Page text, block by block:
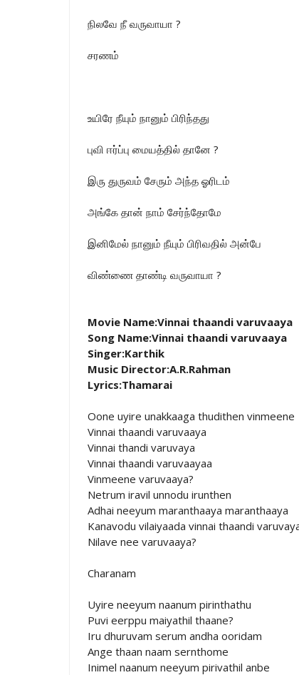
நிலவே நீ வருவாயா ?
சரணம்
உயிரே நீயும் நானும் பிரிந்தது
புவி ஈர்ப்பு மையத்தில் தானே ?
இரு துருவம் சேரும் அந்த ஓரிடம்
அங்கே தான் நாம் சேர்ந்தோமே
இனிமேல் நானும் நீயும் பிரிவதில் அன்பே
விண்ணை தாண்டி வருவாயா ?
Movie Name:Vinnai thaandi varuvaaya
Song Name:Vinnai thaandi varuvaaya
Singer:Karthik
Music Director:A.R.Rahman
Lyrics:Thamarai
Oone uyire unakkaaga thudithen vinmeene
Vinnai thaandi varuvaaya
Vinnai thandi varuvaya
Vinnai thaandi varuvaayaa
Vinmeene varuvaaya?
Netrum iravil unnodu irunthen
Adhai neeyum maranthaaya maranthaaya
Kanavodu vilaiyaada vinnai thaandi
Nilave nee varuvaaya?
Charanam
Uyire neeyum naanum pirinthathu
Puvi eerppu maiyathil thaane?
Iru dhuruvam serum andha ooridam
Ange thaan naam sernthome
Inimel naanum neeyum pirivathil anbe